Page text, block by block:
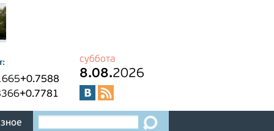
+0.7588
+0.7781
суббота
8.08.2026